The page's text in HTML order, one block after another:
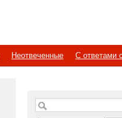
Неотвеченные С ответами